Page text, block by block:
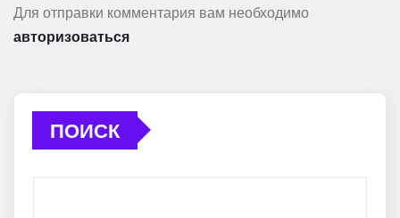
Для отправки комментария вам необходимо
авторизоваться
ПОИСК